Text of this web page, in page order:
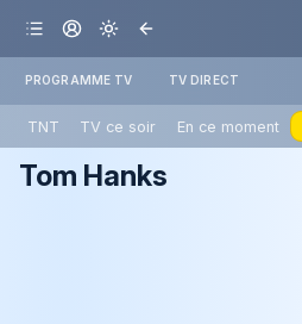
PROGRAMME TV TV DIRECT
TNT TV ce soir En ce moment
Tom Hanks